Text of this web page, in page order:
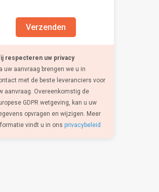
Verzenden
respecteren uw privacy
uw aanvraag brengen we u in
met de beste leveranciers voor
aanvraag. Overeenkomstig de
GDPR wetgeving, kan u uw
opvragen en wijzigen. Meer
vindt u in ons privacybeleid